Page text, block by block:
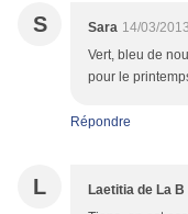
S Sara 14/03/
Vert, bleu de
pour le
Répondre
L Laetitia de La B